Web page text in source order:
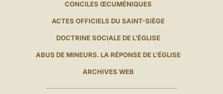
CONCILES ŒCUMÉNIQUES
ACTES OFFICIELS DU SAINT-SIÈGE
DOCTRINE SOCIALE DE L'ÉGLISE
ABUS DE MINEURS. LA RÉPONSE DE L'ÉGLISE
ARCHIVES WEB